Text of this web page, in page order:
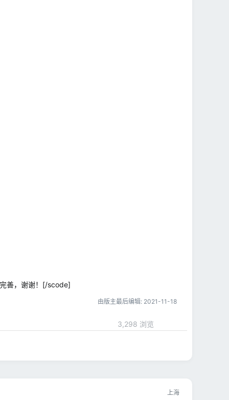
善，谢谢！[/scode]
由版主最后编辑: 2021-11-18
3,298 浏览
上海